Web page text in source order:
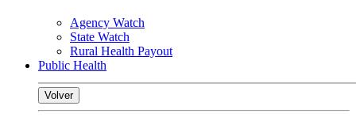
Agency Watch
State Watch
Rural Health Payout
Public Health
Volver